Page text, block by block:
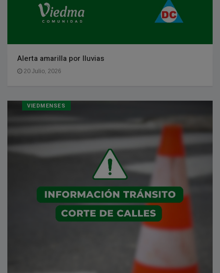
Alerta amarilla por lluvias
20 Julio, 2026
VIEDMENSES